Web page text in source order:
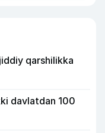
qarshilikka
davlatdan 100